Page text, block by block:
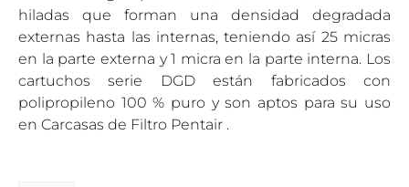
hiladas que forman una densidad degradada
externas hasta las internas, teniendo así 25 micras
en la parte externa y 1 micra en la parte interna. Los
cartuchos serie DGD están fabricados con
polipropileno 100 % puro y son aptos para su uso
en Carcasas de Filtro Pentair .